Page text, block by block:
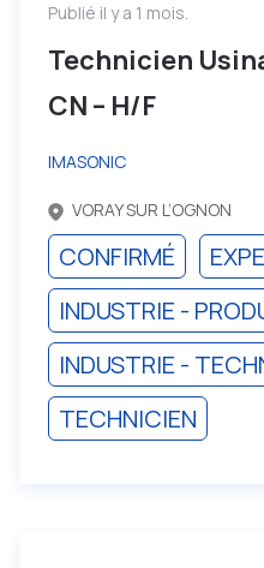
Publié il y a 1 mois.
Technicien
CN – H/F
IMASONIC
VORAY SUR L’OGNON
CONFIRMÉ
INDUSTRIE -
INDUSTRIE -
TECHNICIEN